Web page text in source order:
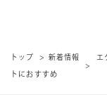
トップ 新着情報 エ
トにおすすめ